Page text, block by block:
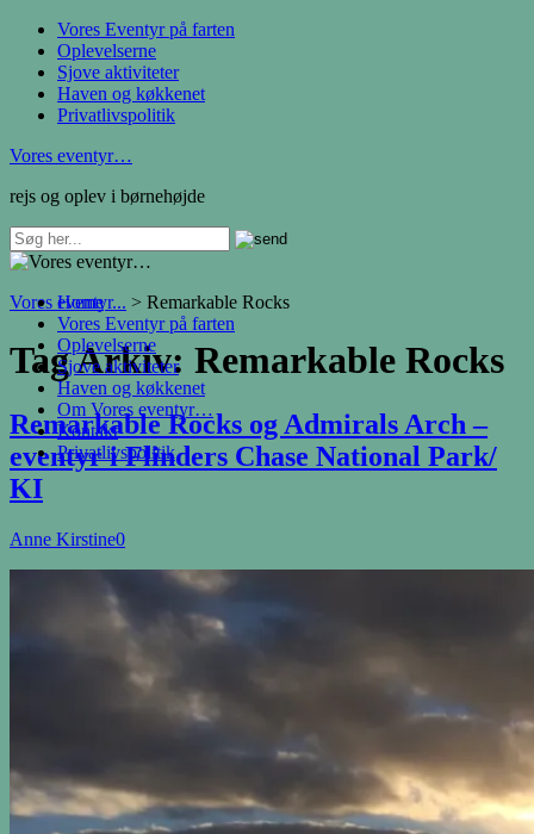
Vores Eventyr på farten
Oplevelserne
Sjove aktiviteter
Haven og køkkenet
Privatlivspolitik
Vores eventyr…
rejs og oplev i børnehøjde
Home
Vores Eventyr på farten
Oplevelserne
Sjove aktiviteter
Haven og køkkenet
Om Vores eventyr…
Kontakt
Privatlivspolitik
Vores eventyr... > Remarkable Rocks
Tag Arkiv: Remarkable Rocks
Remarkable Rocks og Admirals Arch –
eventyr i Flinders Chase National Park/
KI
Anne Kirstine0